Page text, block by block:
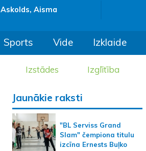
Askolds, Aisma
Sports Vide Izklaide
Izstādes Izglītība
Jaunākie raksti
"BL Serviss Grand
Slam" čempiona titulu
izcīna Ernests Buļko